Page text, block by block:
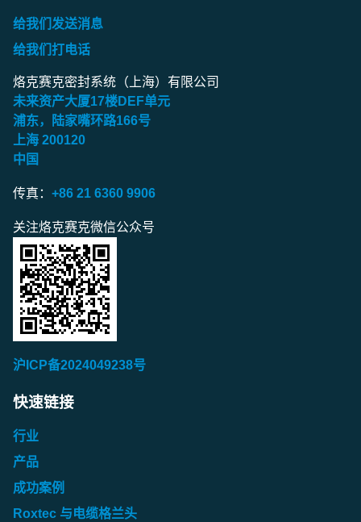
给我们发送消息
给我们打电话
烙克赛克密封系统（上海）有限公司
未来资产大厦17楼DEF单元
浦东，陆家嘴环路166号
上海 200120
中国
传真： +86 21 6360 9906
关注烙克赛克微信公众号
沪ICP备2024049238号
快速链接
行业
产品
成功案例
Roxtec 与电缆格兰头